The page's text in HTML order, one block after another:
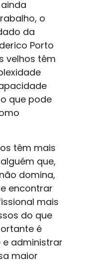
o
da
Porto
velhos têm
que pode
têm mais
que,
domina,
encontrar
mais
do que
é
administrar
maior